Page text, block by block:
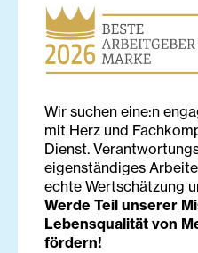
Wir suchen eine:n
mit Herz und
Dienst.
eigenständiges
echte Wertschätzung
Werde Teil unserer
Lebensqualität von
fördern!